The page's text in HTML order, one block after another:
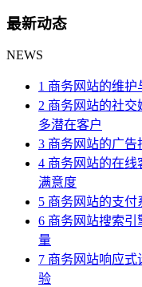
最新动态
NEWS
1 商务网站的维
2 商务网站的社
多潜在客户
3 商务网站的广
4 商务网站的在线
满意度
5 商务网站的支
6 商务网站搜索引
量
7 商务网站响应
验